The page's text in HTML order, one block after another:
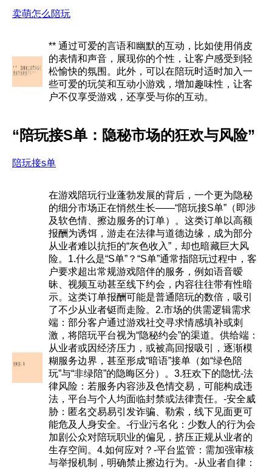
卖萌怎么陪玩
** 通过可爱的言语和幽默的互动，比如使用俏皮
的表情和声音，展现你的个性，让客户感受到轻
松愉快的氛围。此外，可以在陪玩时适时加入一
些可爱的玩笑和互动小游戏，增加趣味性，让客
户不仅享受游戏，还享受与你的互动。
“陪玩接S单：隐秘市场的狂欢与风险”
陪玩接s单
在游戏陪玩行业蓬勃发展的背后，一个更为隐秘
的细分市场正在悄然生长——“陪玩接S单”（即涉
及软色情、擦边服务的订单）。这类订单以高额
报酬为诱饵，游走在法律与道德边缘，成为部分
从业者难以抗拒的“灰色收入”，却也暗藏巨大风
险。1.什么是“S单”？“S单”通常指陪玩过程中，客
户要求超出常规游戏陪伴的服务，例如语音暧
昧、视频互动甚至线下约会，内容往往带有性暗
示。这类订单报酬可能是普通陪玩的数倍，吸引
了不少从业者铤而走险。2.市场的供需逻辑需求
端：部分客户通过游戏社交寻求情感填补或刺
激，将陪玩平台视为“隐秘约会”的渠道。供给端：
从业者或因经济压力，或被高回报吸引，逐渐模
糊服务边界，甚至形成“暗语”接单（如“绿色陪
玩”与“非绿陪”的隐晦区分）。3.狂欢下的隐忧-法
律风险：若服务内容涉及色情交易，可能构成违
法，平台与个人均面临封禁或法律责任。-安全威
胁：匿名交易易引发诈骗、勒索，线下见面更可
能危及人身安全。-行业污名化：少数人的行为会
加剧公众对陪玩职业的偏见，挤压正规从业者的
生存空间。4.如何应对？-平台监管：需加强审核
与举报机制，明确禁止擦边行为。-从业者自律：